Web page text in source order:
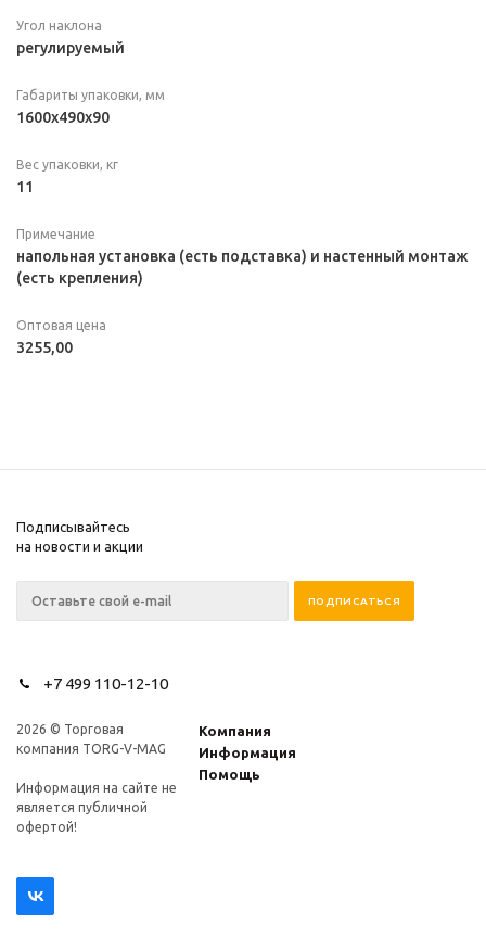
Угол наклона
регулируемый
Габариты упаковки, мм
1600х490х90
Вес упаковки, кг
11
Примечание
напольная установка (есть подставка) и настенный монтаж
(есть крепления)
Оптовая цена
3255,00
Подписывайтесь
на новости и акции
+7 499 110-12-10
2026 © Торговая
компания TORG-V-MAG
Информация на сайте не
является публичной
офертой!
Компания
Информация
Помощь